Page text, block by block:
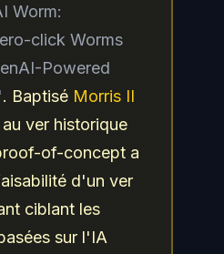
Worm:
click Worms
Powered
. Baptisé Morris II
ver historique
of-concept a
d'un ver
ciblant les
sur l'IA